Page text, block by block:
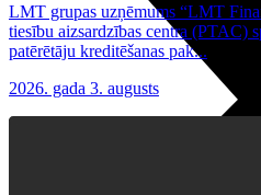
LMT grupas uzņēmums “LMT
tiesību aizsardzības centra (PTAC)
patērētāju kreditēšanas pak...
2026. gada 3. augusts